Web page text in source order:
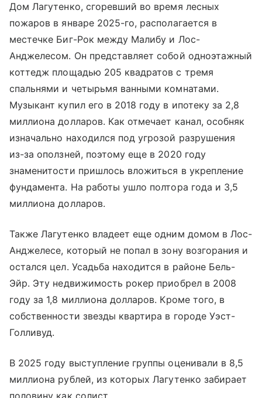
Дом Лагутенко, сгоревший во время лесных
пожаров в январе 2025-го, располагается в
местечке Биг-Рок между Малибу и Лос-
Анджелесом. Он представляет собой одноэтажный
коттедж площадью 205 квадратов с тремя
спальнями и четырьмя ванными комнатами.
Музыкант купил его в 2018 году в ипотеку за 2,8
миллиона долларов. Как отмечает канал, особняк
изначально находился под угрозой разрушения
из-за оползней, поэтому еще в 2020 году
знаменитости пришлось вложиться в укрепление
фундамента. На работы ушло полтора года и 3,5
миллиона долларов.
Также Лагутенко владеет еще одним домом в Лос-
Анджелесе, который не попал в зону возгорания и
остался цел. Усадьба находится в районе Бель-
Эйр. Эту недвижимость рокер приобрел в 2008
году за 1,8 миллиона долларов. Кроме того, в
собственности звезды квартира в городе Уэст-
Голливуд.
В 2025 году выступление группы оценивали в 8,5
миллиона рублей, из которых Лагутенко забирает